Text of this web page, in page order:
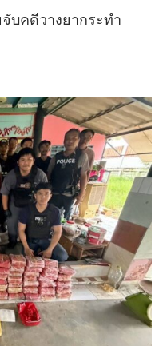
บคดีวางยากระทำ